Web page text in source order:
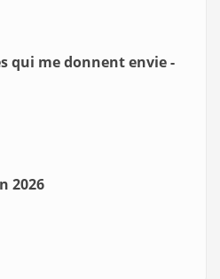
qui me donnent envie -
2026